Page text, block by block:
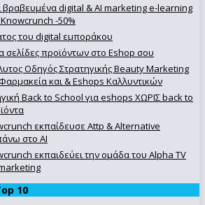
βραβευμένα digital & AI marketing e-learning
-50%
του digital εμποράκου
σελίδες προϊόντων στο Eshop σου
Οδηγός Στρατηγικής Beauty Marketing
και & Eshops Καλλυντικών
Back to School για eshops ΧΩΡΙΣ back to
εκπαίδευσε Attp & Alternative
στο ΑΙ
εκπαιδεύει την ομάδα του Alpha TV
10